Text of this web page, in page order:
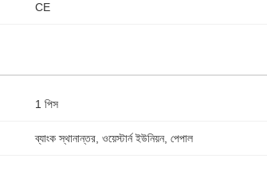
CE
1 পিস
ব্যাংক স্থানান্তর, ওয়েস্টার্ন ইউনিয়ন, পেপাল